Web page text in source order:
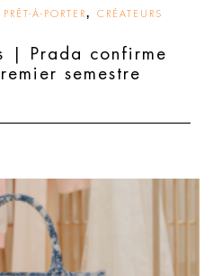
À-PORTER, CRÉATEURS
| Prada confirme
semestre